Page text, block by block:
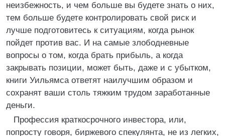
неизбежность, и чем больше вы будете знать о них,
тем больше будете контролировать свой риск и
лучше подготовитесь к ситуациям, когда рынок
пойдет против вас. И на самые злободневные
вопросы о том, когда брать прибыль, а когда
закрывать позиции, может быть, даже и с убытком,
книги Уильямса ответят наилучшим образом и
сохранят ваши столь тяжким трудом заработанные
деньги.
Профессия краткосрочного инвестора, или,
попросту говоря, биржевого спекулянта, не из легких,